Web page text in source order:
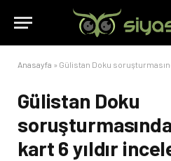
Anasayfa » Gülistan Doku soruşturmasında
Gülistan Doku
kart 6 yıldır